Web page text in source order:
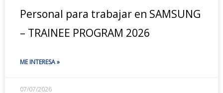
Personal para trabajar en SAMSUNG
– TRAINEE PROGRAM 2026
ME INTERESA »
07/07/2026